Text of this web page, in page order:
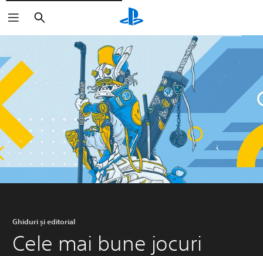
Ghiduri și editorial
Cele mai bune jocuri